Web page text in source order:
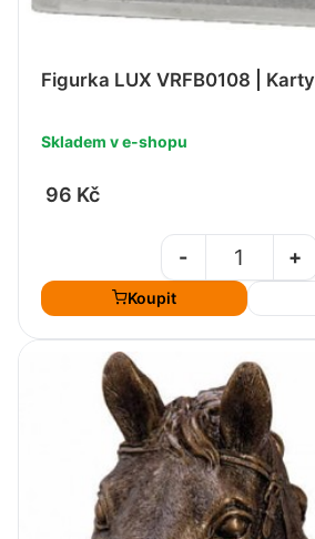
Figurka LUX VRFB0108 | Karty
Skladem v e-shopu
96 Kč
+
-
Koupit